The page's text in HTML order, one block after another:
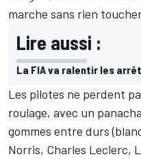
marche sans rien
Lire aussi :
La FIA va ralentir les
Les pilotes ne perdent
roulage, avec un
gommes entre durs
Norris, Charles Leclerc,